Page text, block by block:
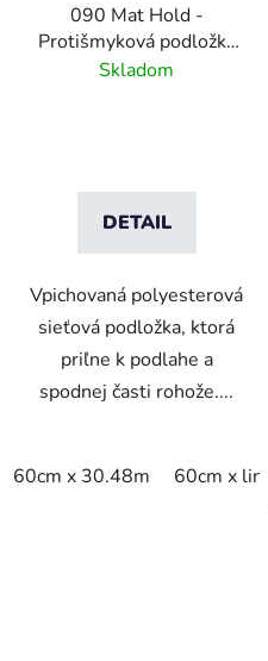
090 Mat Hold -
Protišmyková podložka
pod rohože
Skladom
DETAIL
Vpichovaná polyesterová
sieťová podložka, ktorá
priľne k podlahe a
spodnej časti rohože....
60cm x 30.48m 60cm x linm